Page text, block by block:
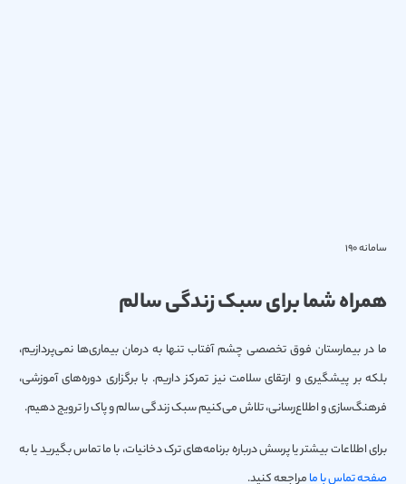
سامانه 190
همراه شما برای سبک زندگی سالم
ما در بیمارستان فوق تخصصی چشم آفتاب تنها به درمان بیماری‌ها نمی‌پردازیم،
بلکه بر پیشگیری و ارتقای سلامت نیز تمرکز داریم. با برگزاری دوره‌های آموزشی،
فرهنگ‌سازی و اطلاع‌رسانی، تلاش می‌کنیم سبک زندگی سالم و پاک را ترویج دهیم.
برای اطلاعات بیشتر یا پرسش درباره برنامه‌های ترک دخانیات، با ما تماس بگیرید یا به
صفحه تماس با مامراجعه کنید.